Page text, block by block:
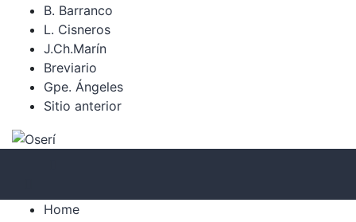
B. Barranco
L. Cisneros
J.Ch.Marín
Breviario
Gpe. Ángeles
Sitio anterior
Home